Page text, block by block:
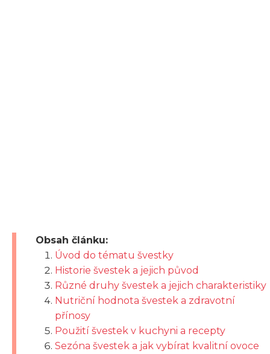
Obsah článku:
Úvod do tématu švestky
Historie švestek a jejich původ
Různé druhy švestek a jejich charakteristiky
Nutriční hodnota švestek a zdravotní
přínosy
Použití švestek v kuchyni a recepty
Sezóna švestek a jak vybírat kvalitní ovoce